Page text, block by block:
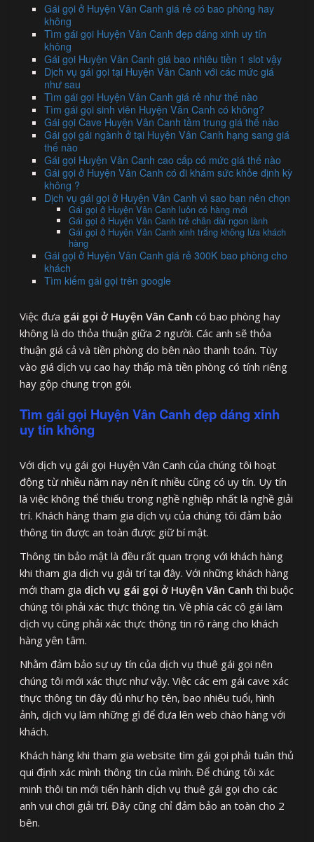
Gái gọi ở Huyện Vân Canh giá rẻ có bao phòng hay
không
Tìm gái gọi Huyện Vân Canh đẹp dáng xinh uy tín
không
Gái gọi Huyện Vân Canh giá bao nhiêu tiền 1 slot vậy
Dịch vụ gái gọi tại Huyện Vân Canh với các mức giá
như sau
Tìm gái gọi Huyện Vân Canh giá rẻ như thế nào
Tìm gái gọi sinh viên Huyện Vân Canh có không?
Gái gọi Cave Huyện Vân Canh tầm trung giá thế nào
Gái gọi gái ngành ở tại Huyện Vân Canh hạng sang giá
thế nào
Gái gọi Huyện Vân Canh cao cấp có mức giá thế nào
Gái gọi ở Huyện Vân Canh có đi khám sức khỏe định kỳ
không ?
Dịch vụ gái gọi ở Huyện Vân Canh vì sao bạn nên chọn
Gái gọi ở Huyện Vân Canh luôn có hàng mới
Gái gọi ở Huyện Vân Canh trẻ chân dài ngon lành
Gái gọi ở Huyện Vân Canh xinh trắng không lừa khách
hàng
Gái gọi ở Huyện Vân Canh giá rẻ 300K bao phòng cho
khách
Tìm kiếm gái gọi trên google
Việc đưa gái gọi ở Huyện Vân Canh có bao phòng hay
không là do thỏa thuận giữa 2 người. Các anh sẽ thỏa
thuận giá cả và tiền phòng do bên nào thanh toán. Tùy
vào giá dịch vụ cao hay thấp mà tiền phòng có tính riêng
hay gộp chung trọn gói.
Tìm gái gọi Huyện Vân Canh đẹp dáng xinh
uy tín không
Với dịch vụ gái gọi Huyện Vân Canh của chúng tôi hoạt
động từ nhiều năm nay nên ít nhiều cũng có uy tín. Uy tín
là việc không thể thiếu trong nghề nghiệp nhất là nghề giải
trí. Khách hàng tham gia dịch vụ của chúng tôi đảm bảo
thông tin được an toàn được giữ bí mật.
Thông tin bảo mật là đều rất quan trọng với khách hàng
khi tham gia dịch vụ giải trí tại đây. Với những khách hàng
mới tham gia dịch vụ gái gọi ở Huyện Vân Canh thì buộc
chúng tôi phải xác thực thông tin. Về phía các cô gái làm
dịch vụ cũng phải xác thực thông tin rõ ràng cho khách
hàng yên tâm.
Nhằm đảm bảo sự uy tín của dịch vụ thuê gái gọi nên
chúng tôi mới xác thực như vậy. Việc các em gái cave xác
thực thông tin đây đủ như họ tên, bao nhiêu tuổi, hình
ảnh, dịch vụ làm những gì để đưa lên web chào hàng với
khách.
Khách hàng khi tham gia website tìm gái gọi phải tuân thủ
qui định xác mình thông tin của mình. Để chúng tôi xác
minh thôi tin mới tiến hành dịch vụ thuê gái gọi cho các
anh vui chơi giải trí. Đây cũng chỉ đảm bảo an toàn cho 2
bên.